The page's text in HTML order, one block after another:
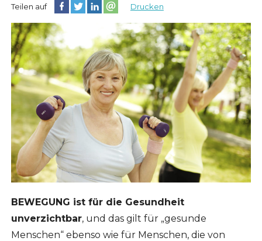
Teilen auf Diese Seite auf Facebook teilen
Diese Seite auf Twitter teilen
Diese Seite auf LinkedIn teilen
Partager cette page sur email
Drucken
BEWEGUNG ist für die Gesundheit
unverzichtbar, und das gilt für „gesunde
Menschen“ ebenso wie für Menschen, die von